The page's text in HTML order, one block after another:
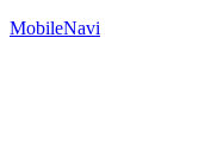
MobileNavi